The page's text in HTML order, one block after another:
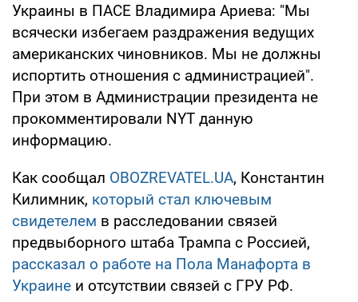
Украины в ПАСЕ Владимира Ариева: "Мы
всячески избегаем раздражения ведущих
американских чиновников. Мы не должны
испортить отношения с администрацией".
При этом в Администрации президента не
прокомментировали NYT данную
информацию.
Как сообщал OBOZREVATEL.UA, Константин
Килимник, который стал ключевым
свидетелем в расследовании связей
предвыборного штаба Трампа с Россией,
рассказал о работе на Пола Манафорта в
Украине и отсутствии связей с ГРУ РФ.